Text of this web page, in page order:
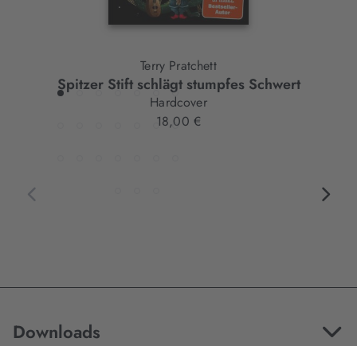
Terry Pratchett
Spitzer Stift schlägt stumpfes Schwert
Hardcover
18,00 €
Downloads